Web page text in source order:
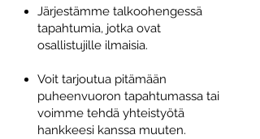
Järjestämme talkoohengessä
tapahtumia, jotka ovat
osallistujille ilmaisia.
Voit tarjoutua pitämään
puheenvuoron tapahtumassa tai
voimme tehdä yhteistyötä
hankkeesi kanssa muuten.